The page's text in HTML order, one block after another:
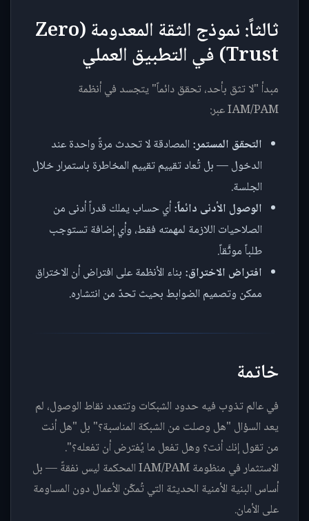
ثالثاً: نموذج الثقة المعدومة (Zero
Trust) في التطبيق العملي
مبدأ "لا تثق بأحد، تحقق دائماً" يتجسد في أنظمة
IAM/PAM عبر:
التحقق المستمر:المصادقة لا تحدث مرةً واحدة عند
الدخول — بل تُعاد تقييم تقييم المخاطرة باستمرار خلال
الجلسة.
الوصول الأدنى دائماً:أي حساب يملك قدراً أدنى من
الصلاحيات اللازمة لمهمته فقط، وأي إضافة تستوجب
طلباً موثَّقاً.
افتراض الاختراق: بناء الأنظمة على افتراض أن الاختراق
ممكن وتصميم الضوابط بحيث تحدّ من انتشاره.
خاتمة
في عالم تذوب فيه حدود الشبكات وتتعدد نقاط الوصول، لم
يعد السؤال "هل وصلت من الشبكة المناسبة؟" بل "هل أنت
من تقول إنك أنت؟ وهل تفعل ما يُفترض أن تفعله؟".
الاستثمار في منظومة IAM/PAM المحكمة ليس نفقةً — بل
أساس البنية الأمنية الحديثة التي تُمكّن الأعمال دون المساومة
على الأمان.